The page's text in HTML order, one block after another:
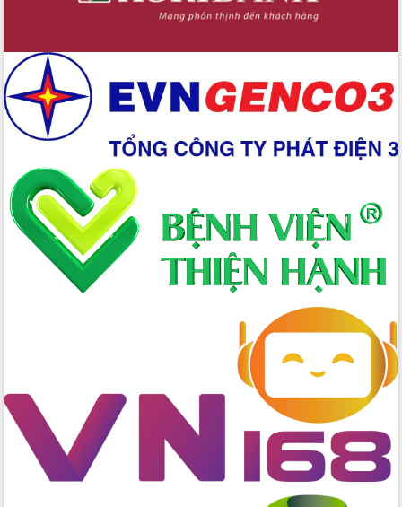
Chuyển đổi số 'mở đường' cho nông
nghiệp Đắk Lắk tăng trưởng bứt phá
địa chính, hoàn thiện cơ sở dữ liệu đất
Ứng dụng sinh trắc học - Bước tiến
trong hành trình chuyển đổi số tại Đắk
Lắk
Đắk Lắk nâng cao hiệu quả công tác
Đảng từ Sổ tay đảng viên điện tử
Đắk Lắk đẩy mạnh nuôi biển công
nghệ, hướng tới phát triển thủy sản
bền vững
Tập huấn nâng cao năng lực triển khai
chuyển đổi số cho cán bộ, công chức
tâm đạt được mục tiêu tăng trưởng
hai con số trong năm 2026
Tổ chức trang trọng Lễ hội Đền thờ
Lương Văn Chánh năm 2026
Phó Bí thư Tỉnh ủy Đắk Lắk Đỗ Hữu